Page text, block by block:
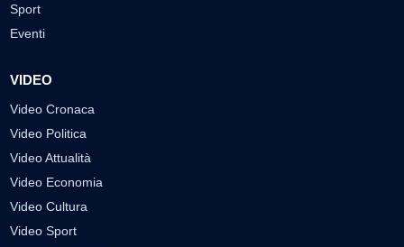
Sport
Eventi
VIDEO
Video Cronaca
Video Politica
Video Attualità
Video Economia
Video Cultura
Video Sport